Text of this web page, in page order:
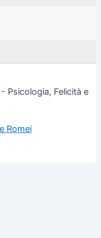
Psicologia, Felicità e
Romei